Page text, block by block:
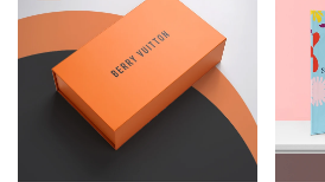
CALCETINES CON
LAMADO MATE